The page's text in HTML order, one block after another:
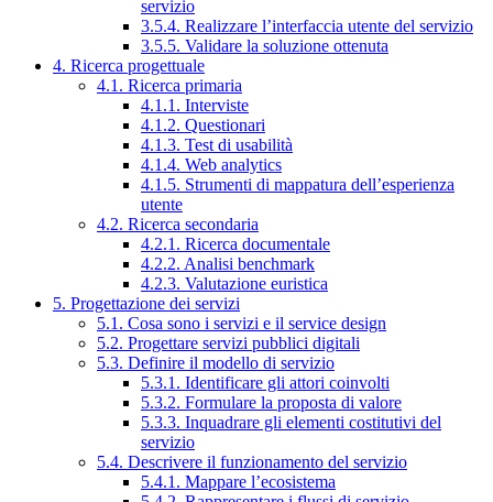
servizio
3.5.4. Realizzare l’interfaccia utente del servizio
3.5.5. Validare la soluzione ottenuta
4. Ricerca progettuale
4.1. Ricerca primaria
4.1.1. Interviste
4.1.2. Questionari
4.1.3. Test di usabilità
4.1.4. Web analytics
4.1.5. Strumenti di mappatura dell’esperienza
utente
4.2. Ricerca secondaria
4.2.1. Ricerca documentale
4.2.2. Analisi benchmark
4.2.3. Valutazione euristica
5. Progettazione dei servizi
5.1. Cosa sono i servizi e il service design
5.2. Progettare servizi pubblici digitali
5.3. Definire il modello di servizio
5.3.1. Identificare gli attori coinvolti
5.3.2. Formulare la proposta di valore
5.3.3. Inquadrare gli elementi costitutivi del
servizio
5.4. Descrivere il funzionamento del servizio
5.4.1. Mappare l’ecosistema